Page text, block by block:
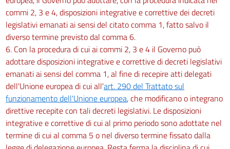
commi 2, 3 e 4, disposizioni integrative e correttive dei decreti
legislativi emanati ai sensi del citato comma 1, fatto salvo il
diverso termine previsto dal comma 6.
6. Con la procedura di cui ai commi 2, 3 e 4 il Governo può
adottare disposizioni integrative e correttive di decreti legislativi
emanati ai sensi del comma 1, al fine di recepire atti delegati
dell'Unione europea di cui all'art. 290 del Trattato sul
funzionamento dell'Unione europea, che modificano o integrano
direttive recepite con tali decreti legislativi. Le disposizioni
integrative e correttive di cui al primo periodo sono adottate nel
termine di cui al comma 5 o nel diverso termine fissato dalla